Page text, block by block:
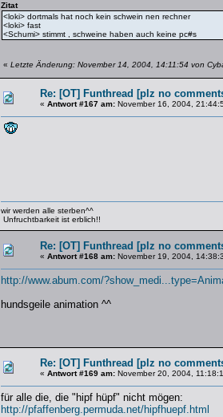
Zitat
<loki> dortmals hat noch kein schwein nen rechner
<loki> fast
<Schumi> stimmt , schweine haben auch keine pc#s
« Letzte Änderung: November 14, 2004, 14:11:54 von
Re: [OT] Funthread [plz no
« Antwort #167 am: November 16, 2004,
wir werden alle sterben^^
Unfruchtbarkeit ist erblich!!
Re: [OT] Funthread [plz no
« Antwort #168 am: November 19, 2004,
http://www.abum.com/
hundsgeile animation ^^
Re: [OT] Funthread [plz no
« Antwort #169 am: November 20, 2004,
für alle die, die "hipf hüpf" nicht mögen:
http://pfaffenberg.permuda.net/hipfhuepf.html